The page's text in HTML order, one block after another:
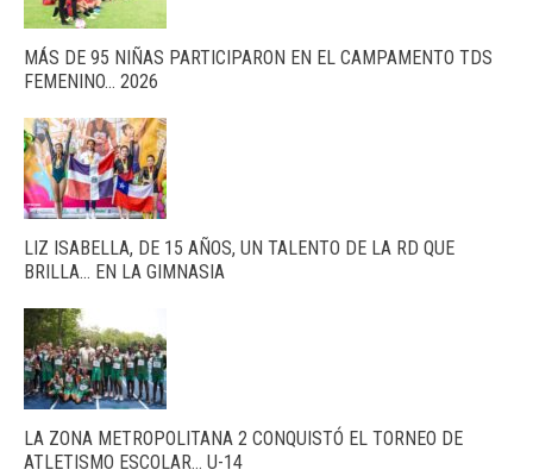
MÁS DE 95 NIÑAS PARTICIPARON EN EL CAMPAMENTO TDS
FEMENINO… 2026
LIZ ISABELLA, DE 15 AÑOS, UN TALENTO DE LA RD QUE
BRILLA… EN LA GIMNASIA
LA ZONA METROPOLITANA 2 CONQUISTÓ EL TORNEO DE
ATLETISMO ESCOLAR… U-14